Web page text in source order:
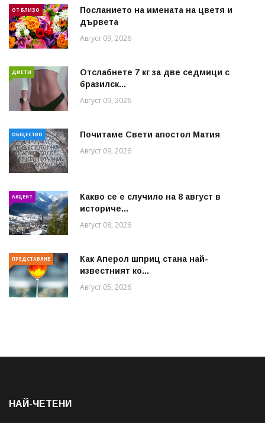
ОТ БЛИЗО
Посланието на имената на цветя и
дървета
Август 09, 2026
ДИЕТИ
Отслабнете 7 кг за две седмици с
бразилск...
Август 09, 2026
ОБЩЕСТВО Почитаме Свети апостол Матия
Август 09, 2026
АКЦЕНТ
Какво се е случило на 8 август в
историче...
Август 08, 2026
ПРЕДСТАВЯНЕ
Как Аперол шприц стана най-
известният ко...
Август 05, 2026
НАЙ-ЧЕТЕНИ